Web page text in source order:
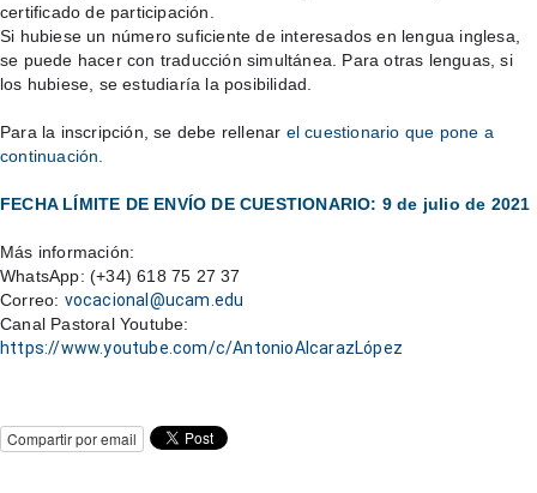
certificado de participación.
Si hubiese un número suficiente de interesados en lengua inglesa,
se puede hacer con traducción simultánea. Para otras lenguas, si
los hubiese, se estudiaría la posibilidad.
Para la inscripción, se debe rellenar el cuestionario que pone a
continuación.
FECHA LÍMITE DE ENVÍO DE CUESTIONARIO: 9 de julio de 2021
Más información:
WhatsApp: (+34) 618 75 27 37
Correo: vocacional@ucam.edu
https://www.youtube.com/c/AntonioAlcarazLópez
Compartir por email